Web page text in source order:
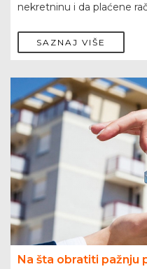
nekretninu i da plaćene
SAZNAJ VIŠE
Na šta obratiti pažnju